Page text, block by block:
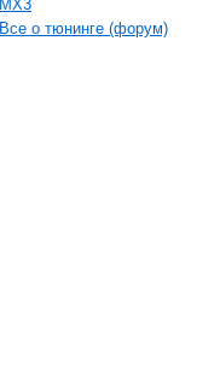
MX3
Все о тюнинге (форум)